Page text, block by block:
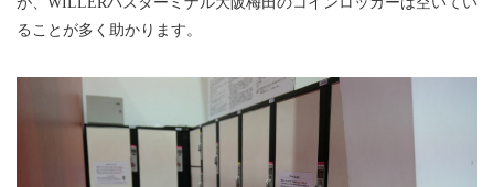
ることが多く助かります。